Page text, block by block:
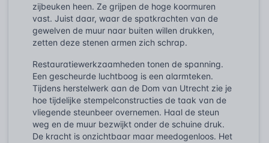
zijbeuken heen. Ze grijpen de hoge koormuren
vast. Juist daar, waar de spatkrachten van de
gewelven de muur naar buiten willen drukken,
zetten deze stenen armen zich schrap.
Restauratiewerkzaamheden tonen de spanning.
Een gescheurde luchtboog is een alarmteken.
Tijdens herstelwerk aan de Dom van Utrecht zie je
hoe tijdelijke stempelconstructies de taak van de
vliegende steunbeer overnemen. Haal de steun
weg en de muur bezwijkt onder de schuine druk.
De kracht is onzichtbaar maar meedogenloos. Het